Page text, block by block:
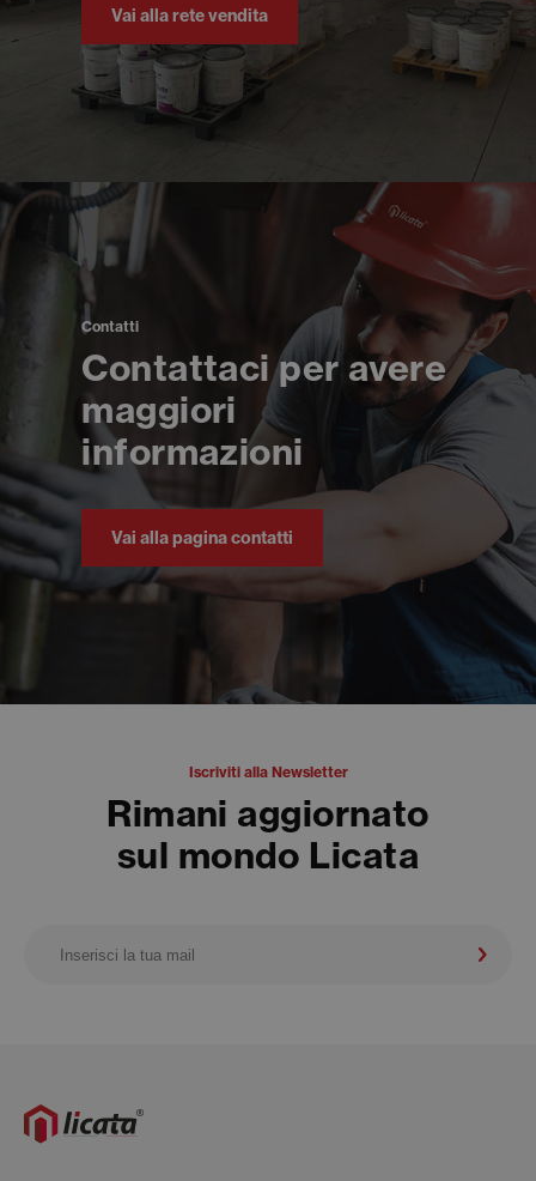
Vai alla rete vendita
Contatti
Contattaci per avere
maggiori
informazioni
Vai alla pagina contatti
Iscriviti alla Newsletter
Rimani aggiornato
sul mondo Licata